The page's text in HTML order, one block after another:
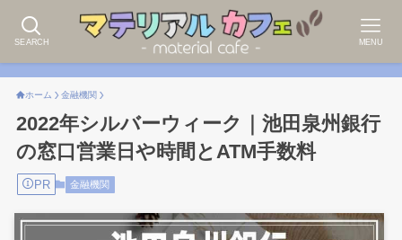
SEARCH MENU
ホーム 金融機関
2022年シルバーウィーク｜池田泉州銀行
の窓口営業日や時間とATM手数料
PR 金融機関